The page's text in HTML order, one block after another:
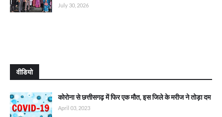
July 30, 2026
वीडियो
कोरोना से छत्तीसगढ़ में फिर एक मौत, इस जिले के मरीज ने तोड़ा दम
April 03, 2023